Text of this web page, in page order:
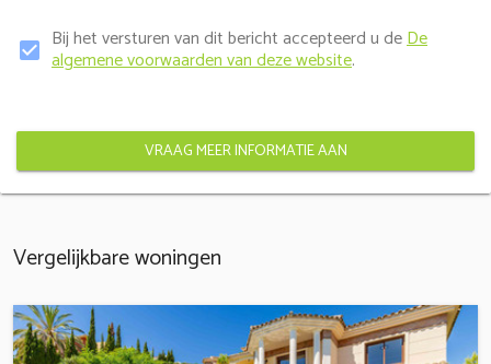
check_box Bij het versturen van dit bericht accepteerd u deDe
algemene voorwaarden van deze website.
VRAAG MEER INFORMATIE AAN
Vergelijkbare woningen